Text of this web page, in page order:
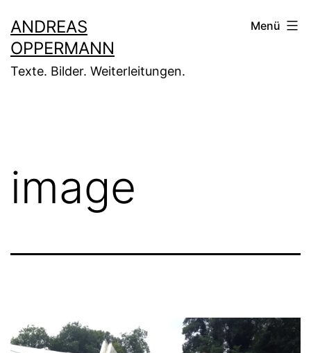
Inhalt
springen
ANDREAS
OPPERMANN
Texte. Bilder. Weiterleitungen.
Menü
image